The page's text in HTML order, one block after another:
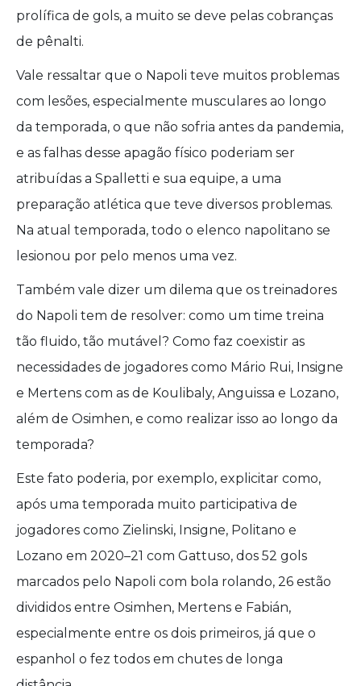
prolífica de gols, a muito se deve pelas cobranças
de pênalti.
Vale ressaltar que o Napoli teve muitos problemas
com lesões, especialmente musculares ao longo
da temporada, o que não sofria antes da pandemia,
e as falhas desse apagão físico poderiam ser
atribuídas a Spalletti e sua equipe, a uma
preparação atlética que teve diversos problemas.
Na atual temporada, todo o elenco napolitano se
lesionou por pelo menos uma vez.
Também vale dizer um dilema que os treinadores
do Napoli tem de resolver: como um time treina
tão fluido, tão mutável? Como faz coexistir as
necessidades de jogadores como Mário Rui, Insigne
e Mertens com as de Koulibaly, Anguissa e Lozano,
além de Osimhen, e como realizar isso ao longo da
temporada?
Este fato poderia, por exemplo, explicitar como,
após uma temporada muito participativa de
jogadores como Zielinski, Insigne, Politano e
Lozano em 2020–21 com Gattuso, dos 52 gols
marcados pelo Napoli com bola rolando, 26 estão
divididos entre Osimhen, Mertens e Fabián,
especialmente entre os dois primeiros, já que o
espanhol o fez todos em chutes de longa